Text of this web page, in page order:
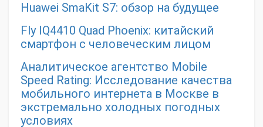
Huawei SmaKit S7: обзор на будущее
Fly IQ4410 Quad Phoenix: китайский
смартфон с человеческим лицом
Аналитическое агентство Mobile
Speed Rating: Исследование качества
мобильного интернета в Москве в
экстремально холодных погодных
условиях